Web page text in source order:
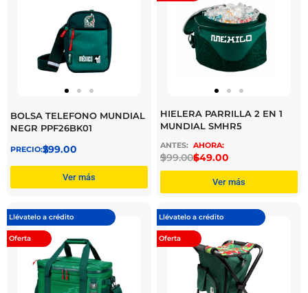
BOLSA TELEFONO MUNDIAL
NEGR PPF26BK01
$
299.00
Ver más
HIELERA PARRILLA 2 EN 1
MUNDIAL SMHR5
$
999.00$
649.00
Ver más
Llévatelo a crédito
Oferta
Llévatelo a crédito
Oferta